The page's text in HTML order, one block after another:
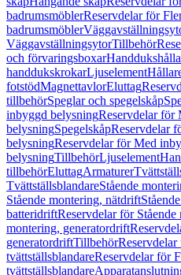
badrumsmöblerReservdelar för
badrumsmöbler
VäggavställningsytorTillbehör
och förvaringsboxar
handdukskrokarLjuselement
fotstödMagnettavlorEluttag
tillbehörSpeglar och spegelskåp
inbyggd belysningReservdelar för
belysningSpegelskåpReservdelar
belysningReservdelar för Med
belysningTillbehörLjuselement
tillbehörEluttagArmaturer
TvättställsblandareStående
Stående montering, nätdrift
batteridriftReservdelar för
montering, generatordrift
generatordriftTillbehör
tvättställsblandareReservdelar för
tvättställsblandare